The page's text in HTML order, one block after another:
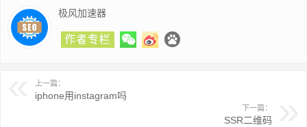
极风加速器
上一篇：
iphone用instagram吗
下一篇：
SSR二维码